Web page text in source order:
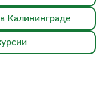
Калининграде